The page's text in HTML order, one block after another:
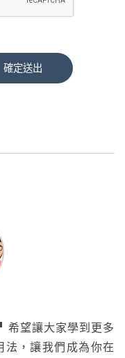
確定送出
望讓大家學到更多
法，讓我們成為你在